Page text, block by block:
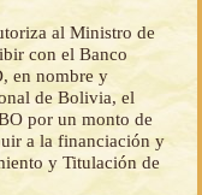
al Ministro de
con el Banco
en nombre y
de Bolivia, el
por un monto de
a la financiación y
y Titulación de